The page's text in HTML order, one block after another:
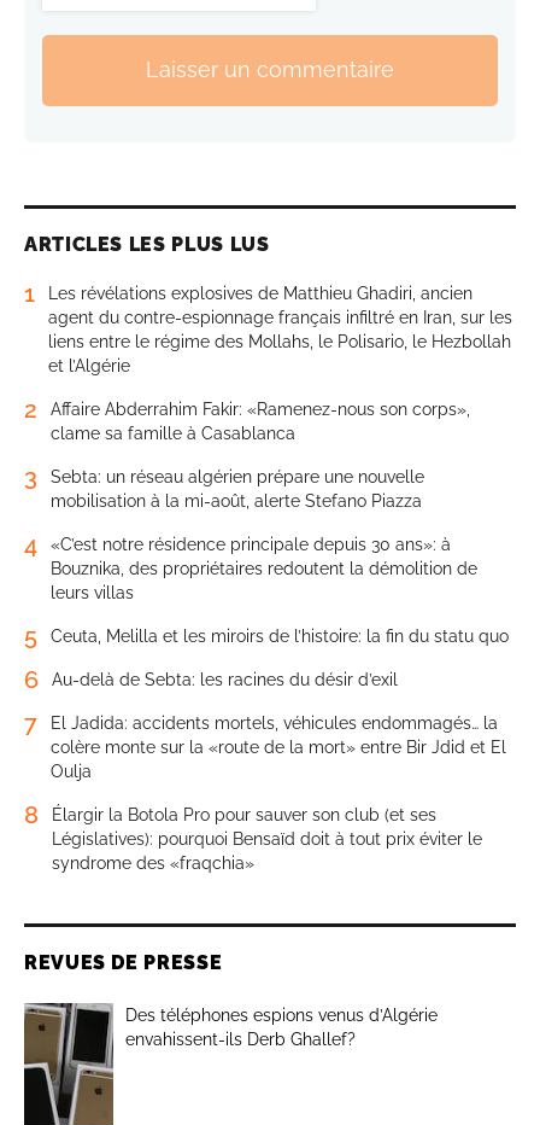
Laisser un commentaire
ARTICLES LES PLUS LUS
1
Les révélations explosives de Matthieu Ghadiri, ancien
agent du contre-espionnage français infiltré en Iran, sur les
liens entre le régime des Mollahs, le Polisario, le Hezbollah
et l’Algérie
2
Affaire Abderrahim Fakir: «Ramenez-nous son corps»,
clame sa famille à Casablanca
3
Sebta: un réseau algérien prépare une nouvelle
mobilisation à la mi-août, alerte Stefano Piazza
4
«C’est notre résidence principale depuis 30 ans»: à
Bouznika, des propriétaires redoutent la démolition de
leurs villas
5 Ceuta, Melilla et les miroirs de l’histoire: la fin du statu quo
6 Au-delà de Sebta: les racines du désir d’exil
7
El Jadida: accidents mortels, véhicules endommagés… la
colère monte sur la «route de la mort» entre Bir Jdid et El
Oulja
8
Élargir la Botola Pro pour sauver son club (et ses
Législatives): pourquoi Bensaïd doit à tout prix éviter le
syndrome des «fraqchia»
REVUES DE PRESSE
Des téléphones espions venus d’Algérie
envahissent-ils Derb Ghallef?